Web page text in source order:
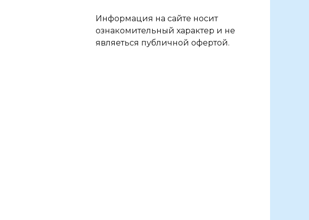
Информация на сайте носит
ознакомительный характер и не
являеться публичной офертой.